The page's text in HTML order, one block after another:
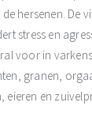
hersenen. De
stress en
voor in
granen,
eieren en